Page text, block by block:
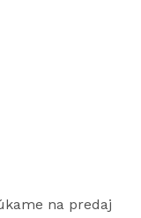
na predaj